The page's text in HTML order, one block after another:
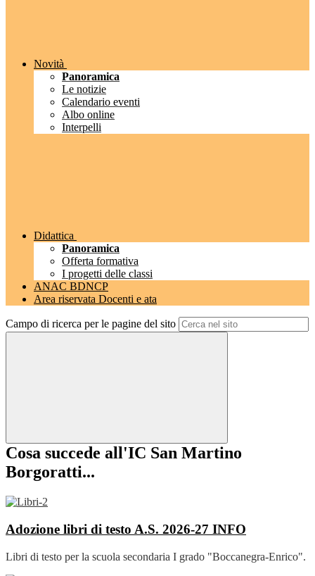
Novità
Panoramica
Le notizie
Calendario eventi
Albo online
Interpelli
Didattica
Panoramica
Offerta formativa
I progetti delle classi
ANAC BDNCP
Area riservata Docenti e ata
Campo di ricerca per le pagine del sito
Cosa succede all'IC San Martino
Borgoratti...
Adozione libri di testo A.S. 2026-27 INFO
Libri di testo per la scuola secondaria I grado "Boccanegra-Enrico".